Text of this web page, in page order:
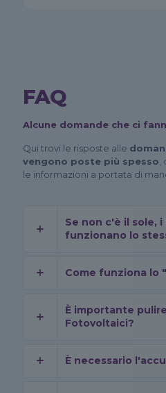
FAQ
Alcune domande che ci
Qui trovi le risposte alle
vengono poste più spesso
le informazioni a portata di
Se non c'è il sole,
funzionano lo
Come funziona lo
È importante
Fotovoltaici?
È necessario